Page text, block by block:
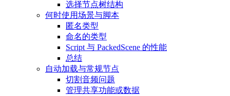
选择节点树结构
何时使用场景与脚本
匿名类型
命名的类型
Script 与 PackedScene 的性能
总结
自动加载与常规节点
切割音频问题
管理共享功能或数据